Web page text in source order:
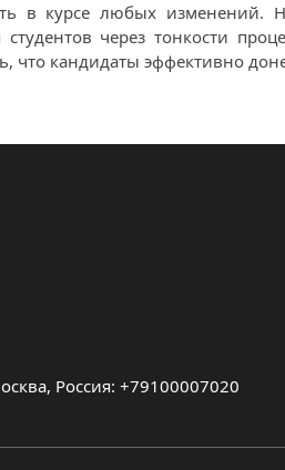
в курсе любых изменений.
студентов через тонкости
что кандидаты эффективно
Россия: +79100007020